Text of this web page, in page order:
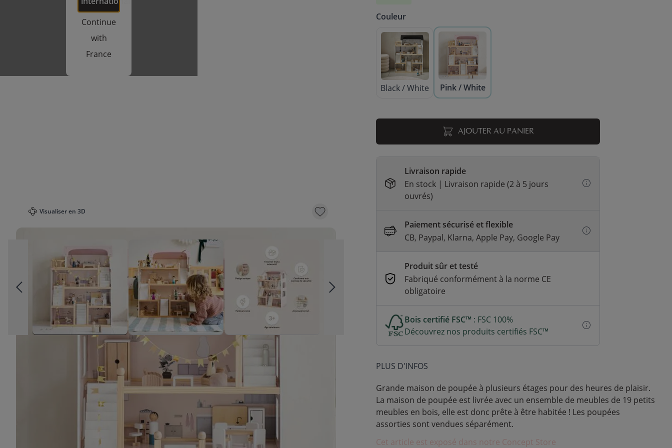
Continue
with
France
Visualiser en 3D
Couleur
Black / White Pink / White
AJOUTER AU PANIER
Livraison rapide
En stock | Livraison rapide (2 à 5 jours
ouvrés)
Paiement sécurisé et flexible
CB, Paypal, Klarna, Apple Pay, Google Pay
Produit sûr et testé
Fabriqué conformément à la norme CE
obligatoire
Bois certifié FSC™ : FSC 100%
Découvrez nos produits certifiés FSC™
PLUS D'INFOS
Grande maison de poupée à plusieurs étages pour des heures de plaisir.
La maison de poupée est livrée avec un ensemble de meubles de 19 petits
meubles en bois, elle est donc prête à être habitée ! Les poupées
assorties sont vendues séparément.
Cet article est exposé dans notre Concept Store